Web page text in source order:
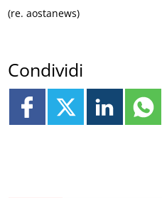
(re. aostanews)
Condividi